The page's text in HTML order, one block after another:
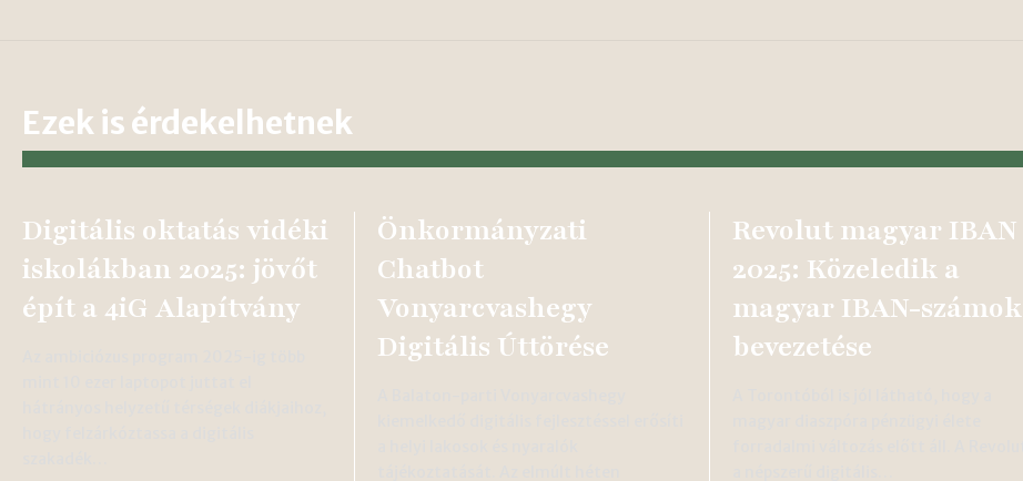
Ezek is érdekelhetnek
Digitális oktatás vidéki
iskolákban 2025: jövőt
épít a 4iG Alapítvány
Önkormányzati
Chatbot
Vonyarcvashegy
Digitális Úttörése
Revolut magyar IBAN
2025: Közeledik a
magyar IBAN-számok
bevezetése